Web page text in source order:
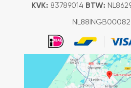
KVK: 83789014 BTW: